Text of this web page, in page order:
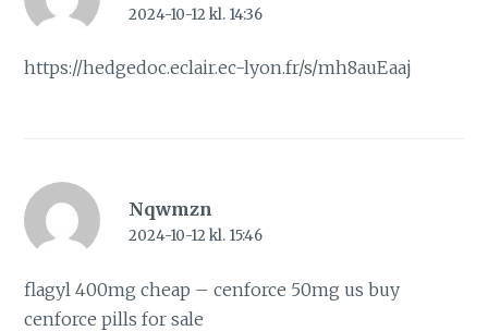
2024-10-12 kl. 14:36
https://hedgedoc.eclair.ec-lyon.fr/s/mh8auEaaj
Nqwmzn
2024-10-12 kl. 15:46
flagyl 400mg cheap –cenforce 50mg us buy
cenforce pills for sale